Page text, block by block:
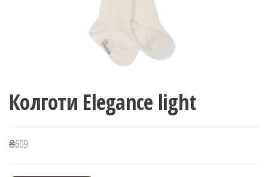
Колготи Elegance light
₴609